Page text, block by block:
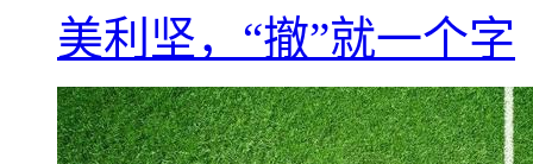
美利坚，“撤”就一个字